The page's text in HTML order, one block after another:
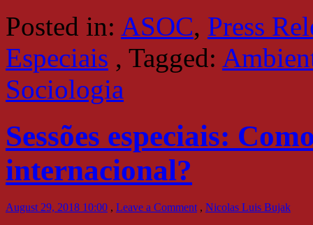
Posted in: ASOC, Press
Especiais , Tagged:
Sociologia
Sessões especiais:
internacional?
August 29, 2018 10:00 , Leave a Comment , Nicolas Luis Bujak